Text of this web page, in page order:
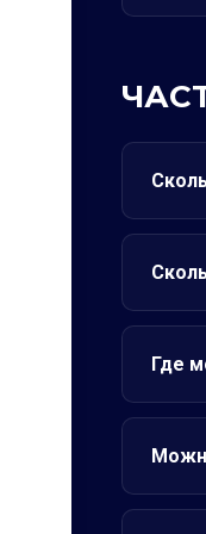
Где